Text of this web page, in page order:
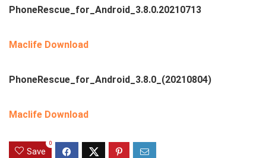
PhoneRescue_for_Android_3.8.0.20210713
Maclife Download
PhoneRescue_for_Android_3.8.0_(20210804)
Maclife Download
Save
0